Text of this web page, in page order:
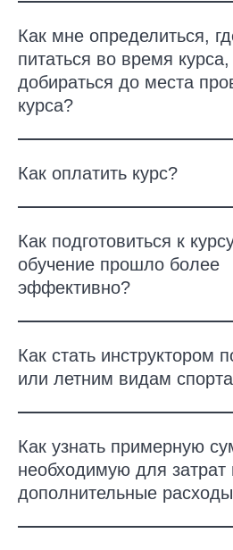
Как мне определиться,
питаться во время курса,
добираться до места
курса?
Как оплатить курс?
Как подготовиться к
обучение прошло более
эффективно?
Как стать инструктором
или летним видам
Как узнать примерную
необходимую для затрат
дополнительные